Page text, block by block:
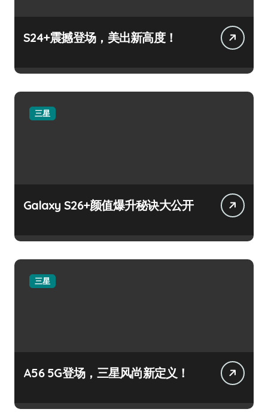
S24+震撼登场，美出新高度！
三星
Galaxy S26+颜值爆升秘诀大公开
三星
A56 5G登场，三星风尚新定义！